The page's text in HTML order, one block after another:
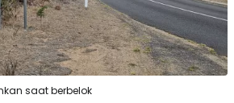
saat berbelok